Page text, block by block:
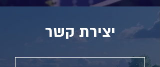
יצירת קשר